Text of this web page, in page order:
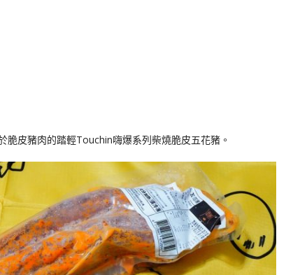
皮豬肉的踏輕Touchin嗨爆系列柴燒脆皮五花豬。